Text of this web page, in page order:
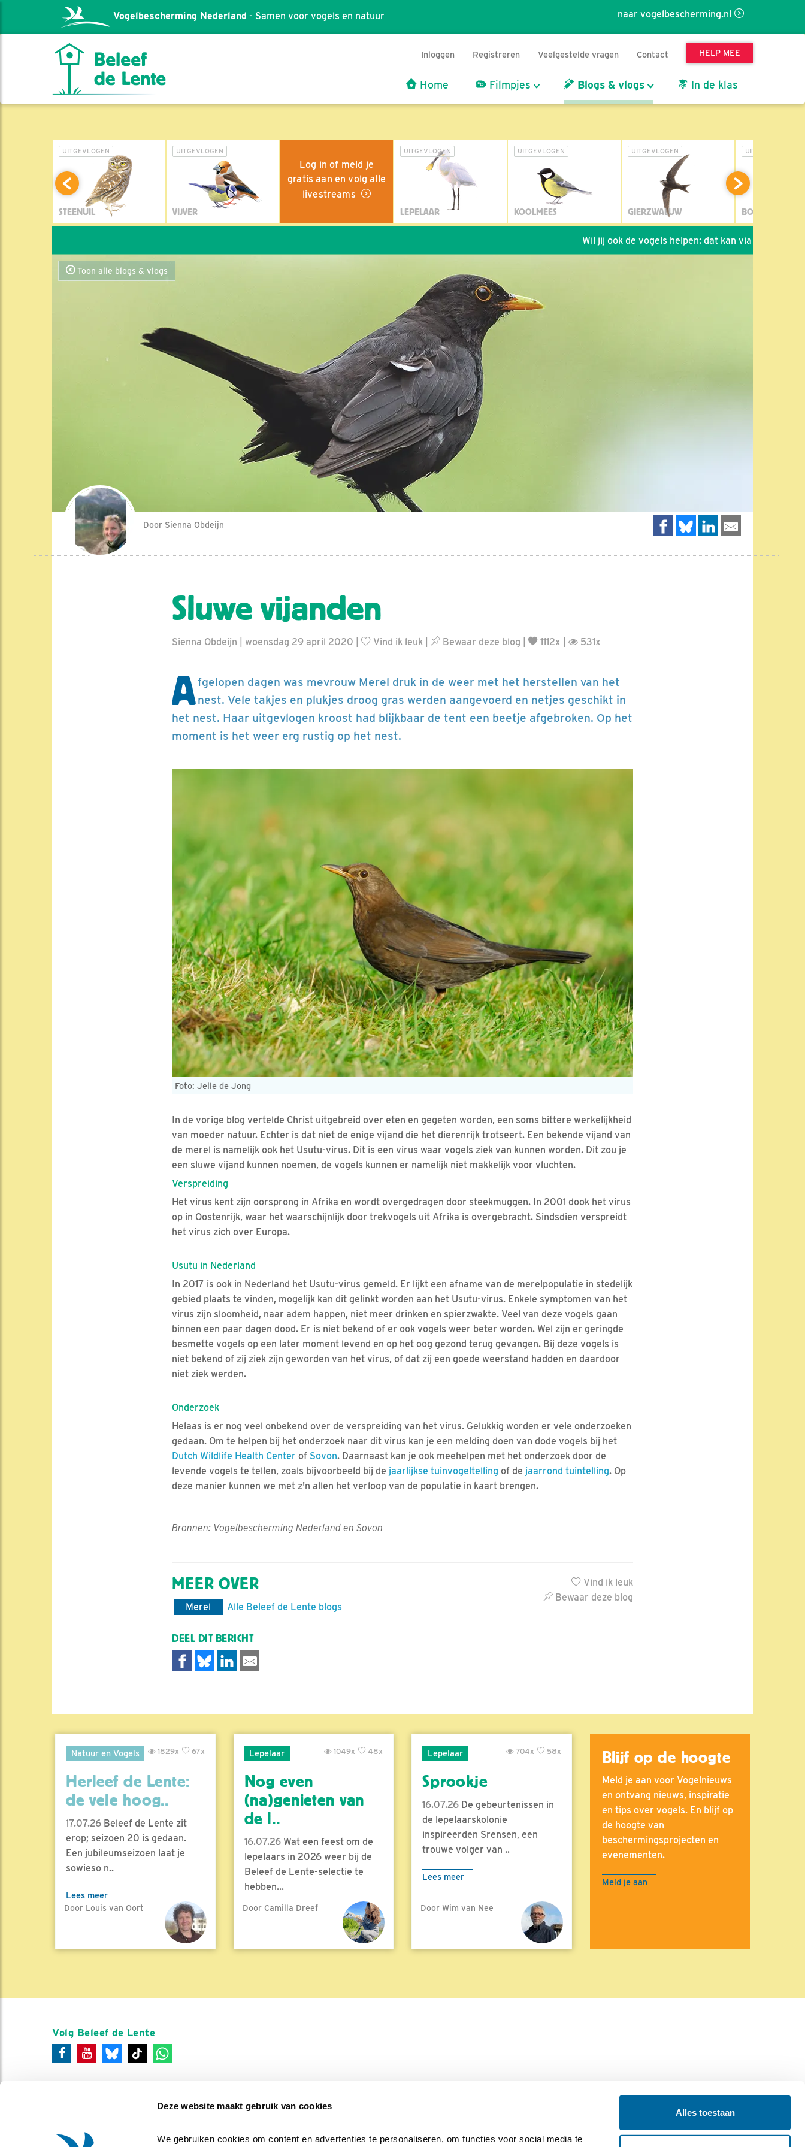
Deze website maakt gebruik van cookies
We gebruiken cookies om content en advertenties te personaliseren, om functies voor social media te
Alles toestaan
naar vogelbescherming.nl
Vogelbescherming Nederland - Samen voor vogels en natuur
Inloggen Registreren Veelgestelde vragen Contact HELP MEE
Home Filmpjes Blogs & vlogs In de klas
UITGEVLOGEN
STEENUIL
UITGEVLOGEN
VIJVER
Log in of meld je
gratis aan en volg alle
livestreams
UITGEVLOGEN
LEPELAAR
UITGEVLOGEN
KOOLMEES
UITGEVLOGEN
GIERZWALUW
UITGEVLOGEN
BOSUIL
Wil jij ook de vogels helpen: dat kan via de link!
Toon alle blogs & vlogs
Door Sienna Obdeijn
Sluwe vijanden
Sienna Obdeijn | woensdag 29 april 2020 | Vind ik leuk Bewaar deze blog 1112x | 531x
Afgelopen dagen was mevrouw Merel druk in de weer met het herstellen van het
nest. Vele takjes en plukjes droog gras werden aangevoerd en netjes geschikt in
het nest. Haar uitgevlogen kroost had blijkbaar de tent een beetje afgebroken. Op het
moment is het weer erg rustig op het nest.
Foto: Jelle de Jong
In de vorige blog vertelde Christ uitgebreid over eten en gegeten worden, een soms bittere werkelijkheid
van moeder natuur. Echter is dat niet de enige vijand die het dierenrijk trotseert. Een bekende vijand van
de merel is namelijk ook het Usutu-virus. Dit is een virus waar vogels ziek van kunnen worden. Dit zou je
een sluwe vijand kunnen noemen, de vogels kunnen er namelijk niet makkelijk voor vluchten.
Verspreiding
Het virus kent zijn oorsprong in Afrika en wordt overgedragen door steekmuggen. In 2001 dook het virus
op in Oostenrijk, waar het waarschijnlijk door trekvogels uit Afrika is overgebracht. Sindsdien verspreidt
het virus zich over Europa.
Usutu in Nederland
In 2017 is ook in Nederland het Usutu-virus gemeld. Er lijkt een afname van de merelpopulatie in stedelijk
gebied plaats te vinden, mogelijk kan dit gelinkt worden aan het Usutu-virus. Enkele symptomen van het
virus zijn sloomheid, naar adem happen, niet meer drinken en spierzwakte. Veel van deze vogels gaan
binnen een paar dagen dood. Er is niet bekend of er ook vogels weer beter worden. Wel zijn er geringde
besmette vogels op een later moment levend en op het oog gezond terug gevangen. Bij deze vogels is
niet bekend of zij ziek zijn geworden van het virus, of dat zij een goede weerstand hadden en daardoor
niet ziek werden.
Onderzoek
Helaas is er nog veel onbekend over de verspreiding van het virus. Gelukkig worden er vele onderzoeken
gedaan. Om te helpen bij het onderzoek naar dit virus kan je een melding doen van dode vogels bij het
Dutch Wildlife Health Center of Sovon. Daarnaast kan je ook meehelpen met het onderzoek door de
levende vogels te tellen, zoals bijvoorbeeld bij de jaarlijkse tuinvogeltelling of de jaarrond tuintelling. Op
deze manier kunnen we met z'n allen het verloop van de populatie in kaart brengen.
Bronnen: Vogelbescherming Nederland en Sovon
Vind ik leuk
Bewaar deze blog
MEER OVER
Merel Alle Beleef de Lente blogs
DEEL DIT BERICHT
Natuur en Vogels 67x
1829x
Herleef de Lente:
de vele hoog..
17.07.26 Beleef de Lente zit
erop; seizoen 20 is gedaan.
Een jubileumseizoen laat je
sowieso n..
Lees meer
Door Louis van Oort
Lepelaar 48x
1049x
Nog even
(na)genieten van
de l..
16.07.26Wat een feest om de
lepelaars in 2026 weer bij de
Beleef de Lente-selectie te
hebben...
Lees meer
Door Camilla Dreef
Lepelaar 58x
704x
Sprookje
16.07.26 De gebeurtenissen in
de lepelaarskolonie
inspireerden Srensen, een
trouwe volger van ..
Lees meer
Door Wim van Nee
Blijf op de hoogte
Meld je aan voor Vogelnieuws
en ontvang nieuws, inspiratie
en tips over vogels. En blijf op
de hoogte van
beschermingsprojecten en
evenementen.
Meld je aan
Volg Beleef de Lente
Colofon